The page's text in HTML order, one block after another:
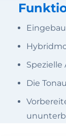
Die